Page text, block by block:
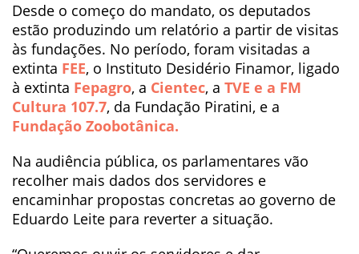
Desde o começo do mandato, os deputados
estão produzindo um relatório a partir de visitas
às fundações. No período, foram visitadas a
extinta FEE, o Instituto Desidério Finamor, ligado
à extinta Fepagro, a Cientec, a TVE e a FM
Cultura 107.7, da Fundação Piratini, e a
Fundação Zoobotânica.
Na audiência pública, os parlamentares vão
recolher mais dados dos servidores e
encaminhar propostas concretas ao governo de
Eduardo Leite para reverter a situação.